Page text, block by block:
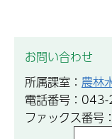
お問い合わせ
所属課室： 農林
電話番号：
ファックス番